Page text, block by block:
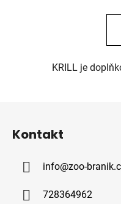
KRILL je
Kontakt
info@zoo-
728364962